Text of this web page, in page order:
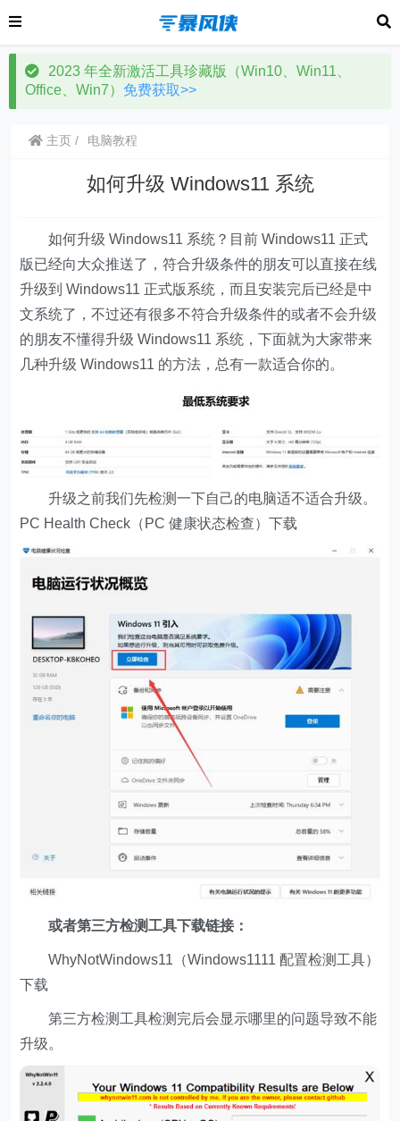
2023 年全新激活工具珍藏版（Win10、Win11、
Office、Win7） 免费获取>>
主页 电脑教程
如何升级 Windows11 系统
如何升级 Windows11 系统？目前 Windows11 正式
版已经向大众推送了，符合升级条件的朋友可以直接在线
升级到 Windows11 正式版系统，而且安装完后已经是中
文系统了，不过还有很多不符合升级条件的或者不会升级
的朋友不懂得升级 Windows11 系统，下面就为大家带来
几种升级 Windows11 的方法，总有一款适合你的。
升级之前我们先检测一下自己的电脑适不适合升级。
PC Health Check（PC 健康状态检查）下载
或者第三方检测工具下载链接：
WhyNotWindows11（Windows1111 配置检测工具）
下载
第三方检测工具检测完后会显示哪里的问题导致不能
升级。